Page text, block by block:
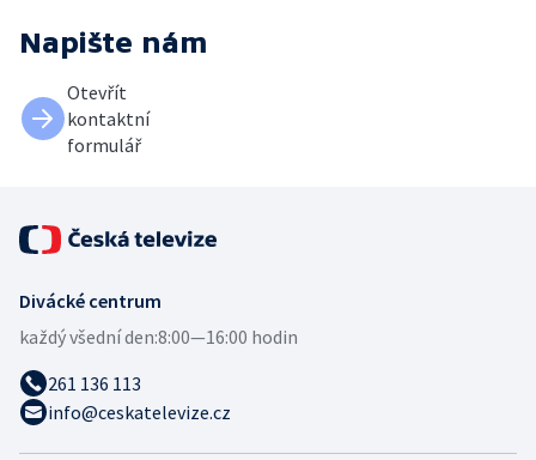
Napište nám
Otevřít
kontaktní
formulář
Divácké centrum
každý všední den:8:00—16:00 hodin
261 136 113
info@ceskatelevize.cz